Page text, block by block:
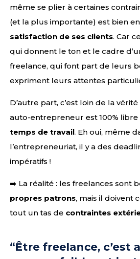
même se plier à certaines
(et la plus importante) est bien
satisfaction de ses clients. Car
qui donnent le ton et le cadre
freelance, qui font part de leurs
expriment leurs attentes
D’autre part, c’est loin de la
auto-entrepreneur est 100% libre
temps de travail. Eh oui, même
l’entrepreneuriat, il y a des
impératifs !
➡️ La réalité : les freelances sont
propres patrons, mais il doivent
tout un tas de contraintes
“Être freelance, c’est